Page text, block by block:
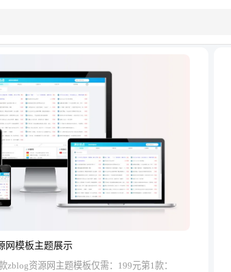
网模板主题展示
zblog资源网主题模板仅需：199元第1款：